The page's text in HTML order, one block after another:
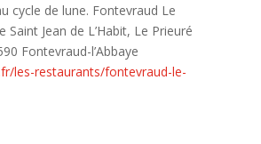
cycle de lune. Fontevraud Le
Saint Jean de L’Habit, Le Prieuré
Fontevraud-l’Abbaye
les-restaurants/fontevraud-le-